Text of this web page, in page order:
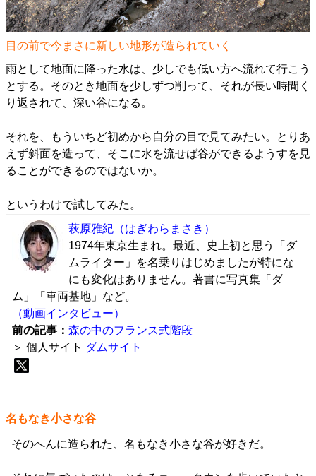
目の前で今まさに新しい地形が造られていく
雨として地面に降った水は、少しでも低い方へ流れて行こう
とする。そのとき地面を少しずつ削って、それが長い時間く
り返されて、深い谷になる。
それを、もういちど初めから自分の目で見てみたい。とりあ
えず斜面を造って、そこに水を流せば谷ができるようすを見
ることができるのではないか。
というわけで試してみた。
萩原雅紀 （はぎわらまさき）
1974年東京生まれ。最近、史上初と思う「ダ
ムライター」を名乗りはじめましたが特にな
にも変化はありません。著書に写真集「ダ
ム」「車両基地」など。
（動画インタビュー）
前の記事： 森の中のフランス式階段
＞ 個人サイト ダムサイト
名もなき小さな谷
そのへんに造られた、名もなき小さな谷が好きだ。